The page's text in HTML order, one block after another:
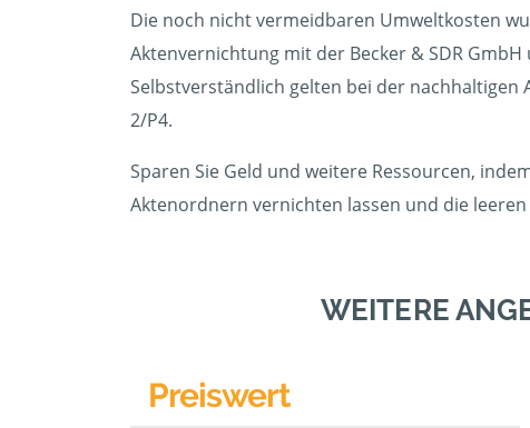
Die noch nicht vermeidbaren Umweltkosten
Aktenvernichtung mit der Becker & SDR
Selbstverständlich gelten bei der
2/P4.
Sparen Sie Geld und weitere Ressourcen,
Aktenordnern vernichten lassen und die
WEITERE
Preiswert